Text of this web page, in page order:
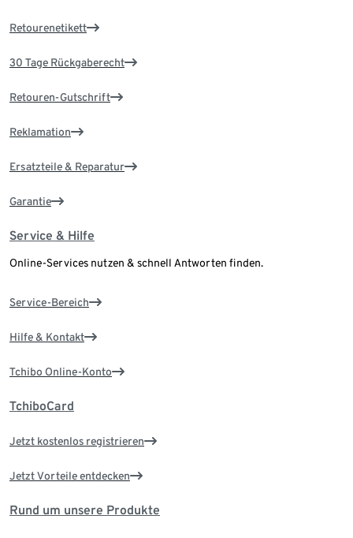
Retourenetikett
30 Tage Rückgaberecht
Retouren-Gutschrift
Reklamation
Ersatzteile & Reparatur
Garantie
Service & Hilfe
Online-Services nutzen & schnell Antworten finden.
Service-Bereich
Hilfe & Kontakt
Tchibo Online-Konto
TchiboCard
Jetzt kostenlos registrieren
Jetzt Vorteile entdecken
Rund um unsere Produkte